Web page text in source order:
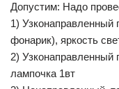
Допустим: Надо
1) Узконаправленный
фонарик), яркость
2) Узконаправленный
лампочка 1вт